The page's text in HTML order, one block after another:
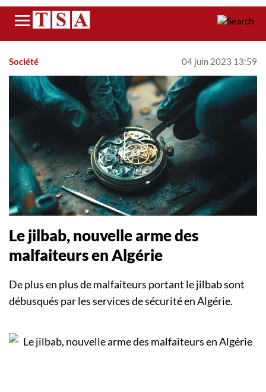
Menu
Société 04 juin 2023 13:59
Le jilbab, nouvelle arme des
malfaiteurs en Algérie
De plus en plus de malfaiteurs portant le jilbab sont
débusqués par les services de sécurité en Algérie.